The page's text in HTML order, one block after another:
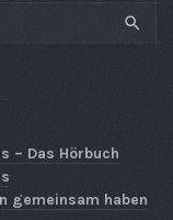
– Das Hörbuch
gemeinsam haben